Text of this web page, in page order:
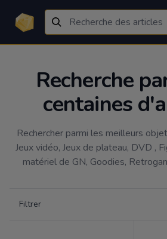
Recherche
centaines
Rechercher parmi les meilleurs
Jeux vidéo, Jeux de plateau, DVD ,
matériel de GN, Goodies,
Filtrer